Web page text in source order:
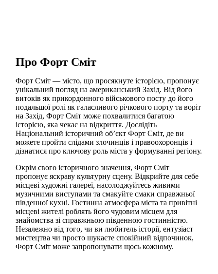
Про Форт Сміт
Форт Сміт — місто, що просякнуте історією, пропонує
унікальний погляд на американський Захід. Від його
витоків як прикордонного військового посту до його
подальшої ролі як галасливого річкового порту та воріт
на Захід, Форт Сміт може похвалитися багатою
історією, яка чекає на відкриття. Дослідіть
Національний історичний об’єкт Форт Сміт, де ви
можете пройти слідами злочинців і правоохоронців і
дізнатися про ключову роль міста у формуванні регіону.
Окрім свого історичного значення, Форт Сміт
пропонує яскраву культурну сцену. Відкрийте для себе
місцеві художні галереї, насолоджуйтесь живими
музичними виступами та смакуйте смаки справжньої
південної кухні. Гостинна атмосфера міста та привітні
місцеві жителі роблять його чудовим місцем для
знайомства зі справжньою південною гостинністю.
Незалежно від того, чи ви любитель історії, ентузіаст
мистецтва чи просто шукаєте спокійний відпочинок,
Форт Сміт може запропонувати щось кожному.